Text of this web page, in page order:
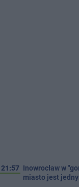
21:57 Inowrocław w
miasto jest